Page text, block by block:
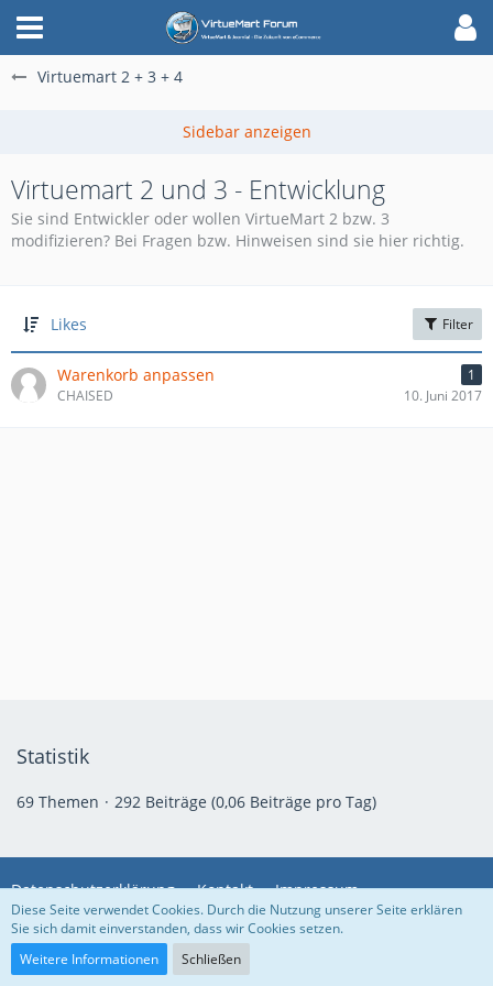
Virtuemart 2 + 3 + 4
Virtuemart 2 und 3 - Entwicklung
Sie sind Entwickler oder wollen VirtueMart 2 bzw. 3
modifizieren? Bei Fragen bzw. Hinweisen sind sie hier richtig.
Likes Filter
Warenkorb anpassen
1
CHAISED
10. Juni 2017
Statistik
69 Themen 292 Beiträge (0,06 Beiträge pro Tag)
Datenschutzerklärung Kontakt Impressum
Community-Software:
Diese Seite verwendet Cookies. Durch die Nutzung unserer Seite erklären
Sie sich damit einverstanden, dass wir Cookies setzen.
Weitere Informationen
Schließen